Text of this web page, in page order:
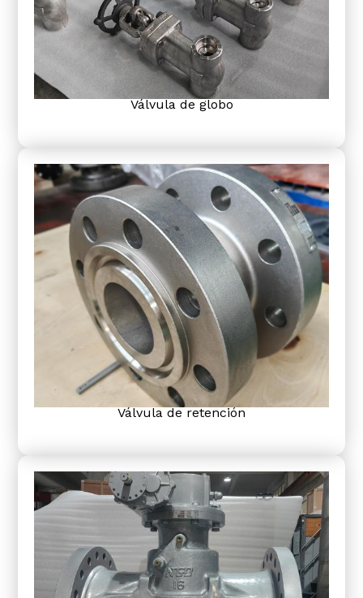
Válvula de globo
Válvula de retención